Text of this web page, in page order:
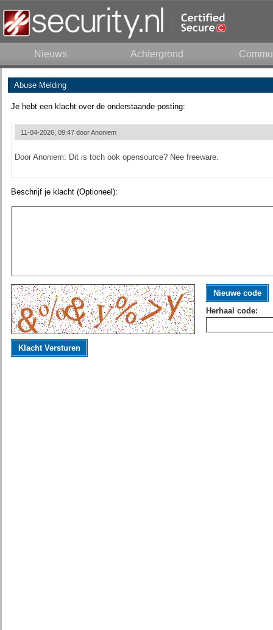
Nieuws Achtergrond
Abuse Melding
Je hebt een klacht over de onderstaande posting:
11-04-2026, 09:47 doorAnoniem
Door Anoniem: Dit is toch ook opensource? Nee freeware.
Beschrijf je klacht (Optioneel):
Nieuwe code
Herhaal code:
Klacht Versturen